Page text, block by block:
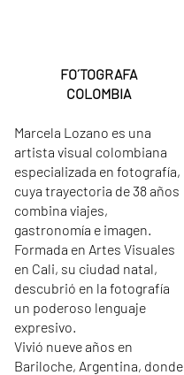
FO´TOGRAFA
COLOMBIA
Marcela Lozano es una
artista visual colombiana
especializada en fotografía,
cuya trayectoria de 38 años
combina viajes,
gastronomía e imagen.
Formada en Artes Visuales
en Cali, su ciudad natal,
descubrió en la fotografía
un poderoso lenguaje
expresivo.
Vivió nueve años en
Bariloche, Argentina, donde